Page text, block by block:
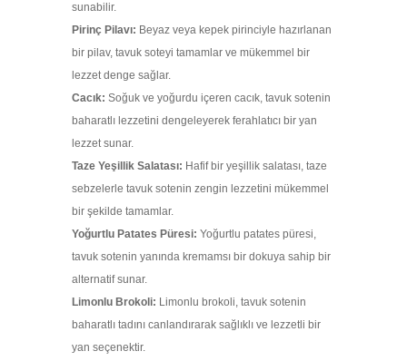
sunabilir.
Pirinç Pilavı: Beyaz veya kepek pirinciyle hazırlanan
bir pilav, tavuk soteyi tamamlar ve mükemmel bir
lezzet denge sağlar.
Cacık: Soğuk ve yoğurdu içeren cacık, tavuk sotenin
baharatlı lezzetini dengeleyerek ferahlatıcı bir yan
lezzet sunar.
Taze Yeşillik Salatası: Hafif bir yeşillik salatası, taze
sebzelerle tavuk sotenin zengin lezzetini mükemmel
bir şekilde tamamlar.
Yoğurtlu Patates Püresi: Yoğurtlu patates püresi,
tavuk sotenin yanında kremamsı bir dokuya sahip bir
alternatif sunar.
Limonlu Brokoli: Limonlu brokoli, tavuk sotenin
baharatlı tadını canlandırarak sağlıklı ve lezzetli bir
yan seçenektir.